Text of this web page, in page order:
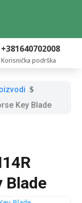
+381640702008
Korisnička podrška
$
Key Blade
Blade